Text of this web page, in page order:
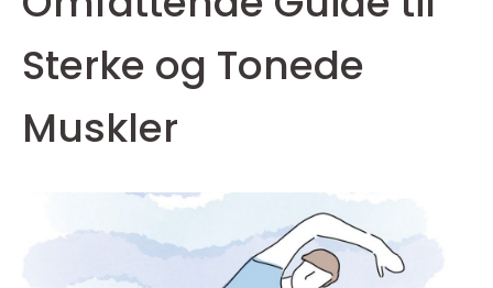
Sterke og Tonede
Muskler